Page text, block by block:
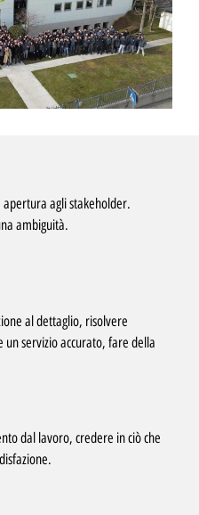
apertura agli stakeholder.
ambiguità.
al dettaglio, risolvere
servizio accurato, fare della
dal lavoro, credere in ciò che